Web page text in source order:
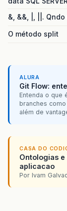
&, &&, |, ||. Qndo
O método split
ALURA
Git Flow:
Entenda o que
branches
além de
CASA DO
Ontologias
aplicacao
Por Ivam